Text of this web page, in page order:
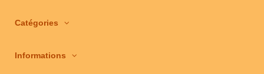
Catégories
Informations